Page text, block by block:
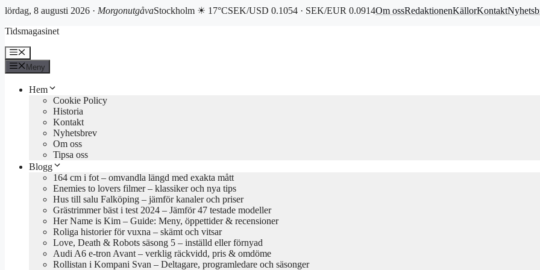
lördag, 8 augusti 2026 · MorgonutgåvaStockholm ☀ 17°CSEK/USD 0.1054 · SEK/EUR 0.0914Om ossRedaktionenKällorKontakt
till
Tidsmagasinet
Meny
Meny
Hem
Cookie Policy
Historia
Kontakt
Nyhetsbrev
Om oss
Tipsa oss
Blogg
164 cm i fot – omvandla längd med exakta mått
Enemies to lovers filmer – klassiker och nya tips
Hus till salu Falköping – jämför kanaler och priser
Grästrimmer bäst i test 2024 – Jämför 47 testade modeller
Her Name is Kim – Guide: Meny, öppettider & recensioner
Roliga historier för vuxna – skämt och vitsar
Love, Death & Robots säsong 5 – inställd eller förnyad
Audi A6 e-tron Avant – verklig räckvidd, pris & omdöme
Rollistan i Kompani Svan – Deltagare, programledare och säsonger